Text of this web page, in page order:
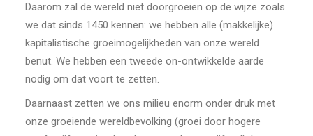
Daarom zal de wereld niet doorgroeien op de wijze zoals
we dat sinds 1450 kennen: we hebben alle (makkelijke)
kapitalistische groeimogelijkheden van onze wereld
benut. We hebben een tweede on-ontwikkelde aarde
nodig om dat voort te zetten.
Daarnaast zetten we ons milieu enorm onder druk met
onze groeiende wereldbevolking (groei door hogere